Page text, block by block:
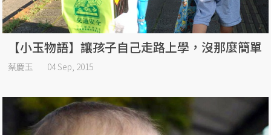
【小玉物語】讓孩子自己走路上學，沒那麼簡單
蔡慶玉 04 Sep, 2015